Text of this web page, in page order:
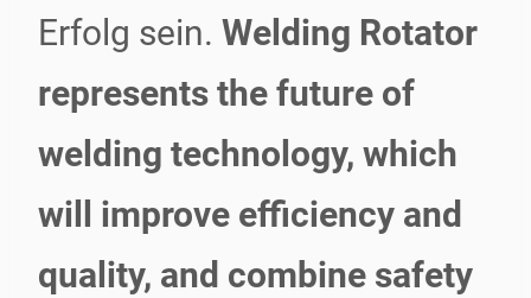
Erfolg sein. Welding Rotator
represents the future of
welding technology, which
will improve efficiency and
quality, and combine safety